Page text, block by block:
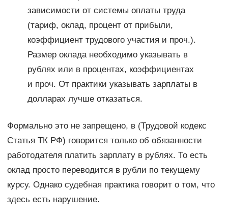
зависимости от системы оплаты труда
(тариф, оклад, процент от прибыли,
коэффициент трудового участия и проч.).
Размер оклада необходимо указывать в
рублях или в процентах, коэффициентах
и проч. От практики указывать зарплаты в
долларах лучше отказаться.
Формально это не запрещено, в (Трудовой кодекс
Статья ТК РФ) говорится только об обязанности
работодателя платить зарплату в рублях. То есть
оклад просто переводится в рубли по текущему
курсу. Однако судебная практика говорит о том, что
здесь есть нарушение.